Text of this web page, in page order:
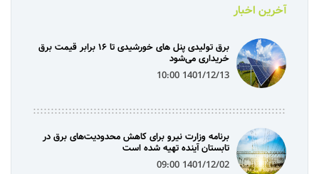
آخرین اخبار
برق تولیدی پنل‌ های خورشیدی تا ۱۶ برابر قیمت برق
خریداری می‌شود
1401/12/13 10:00
برنامه وزارت نیرو برای کاهش محدودیت‌های برق در
تابستان آینده تهیه شده است
1401/12/02 09:00